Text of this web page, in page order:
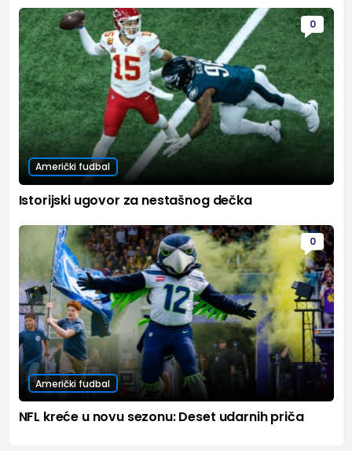
0
Američki fudbal
Istorijski ugovor za nestašnog dečka
0
Američki fudbal
NFL kreće u novu sezonu: Deset udarnih priča